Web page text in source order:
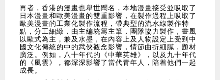
再者，香港的漫畫也舉世聞名，本地漫畫接受並吸取了
日本漫畫和歐美漫畫的雙重影響，在製作過程上吸取了
歐美漫畫的工業化製作流程，帶典型的流水線製作特
點，分工細緻，由主編統籌主筆，團隊協力製作，畫風
以歐式為主，兼及水墨，在內容上及人物設定上受到中
國文化傳統的中的武俠觀念影響，情節曲折細膩，題材
廣泛。例如，八十年代的《中華英雄》，以及九十年代
的《風雲》，都深深影響了當代青年人，陪着他們一起
成長。